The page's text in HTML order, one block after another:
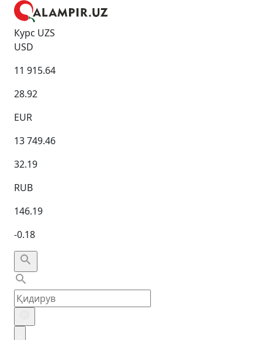
Курс UZS
USD
11 915.64
28.92
EUR
13 749.46
32.19
RUB
146.19
-0.18